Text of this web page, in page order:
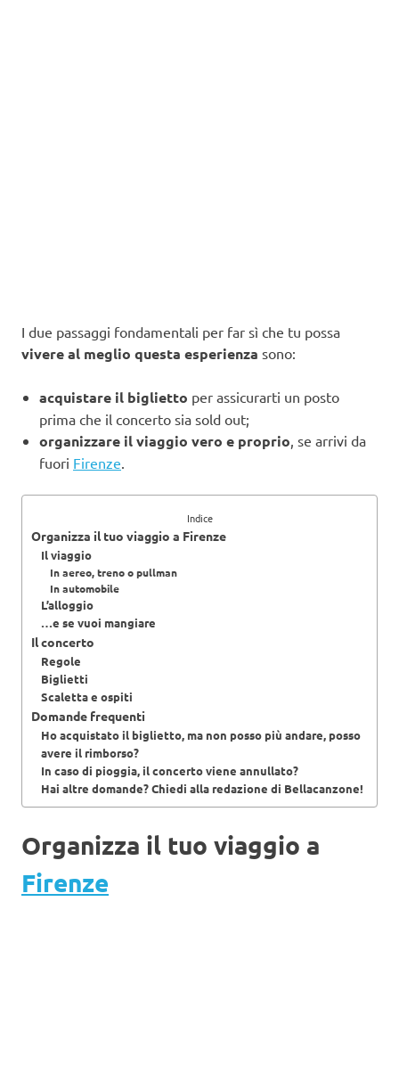
I due passaggi fondamentali per far sì che tu possa
vivere al meglio questa esperienza sono:
acquistare il biglietto per assicurarti un posto
prima che il concerto sia sold out;
organizzare il viaggio vero e proprio , se arrivi da
fuori Firenze
Indice
Organizza il tuo viaggio a Firenze
Il viaggio
In aereo, treno o pullman
In automobile
L’alloggio
…e se vuoi mangiare
Il concerto
Regole
Biglietti
Scaletta e ospiti
Domande frequenti
Ho acquistato il biglietto, ma non posso più andare, posso
avere il rimborso?
In caso di pioggia, il concerto viene annullato?
Hai altre domande? Chiedi alla redazione di Bellacanzone!
Organizza il tuo viaggio a
Firenze